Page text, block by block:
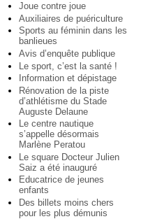
Joue contre joue
Auxiliaires de puériculture
Sports au féminin dans les
banlieues
Avis d’enquête publique
Le sport, c’est la santé !
Information et dépistage
Rénovation de la piste
d’athlétisme du Stade
Auguste Delaune
Le centre nautique
s’appelle désormais
Marlène Peratou
Le square Docteur Julien
Saiz a été inauguré
Educatrice de jeunes
enfants
Des billets moins chers
pour les plus démunis